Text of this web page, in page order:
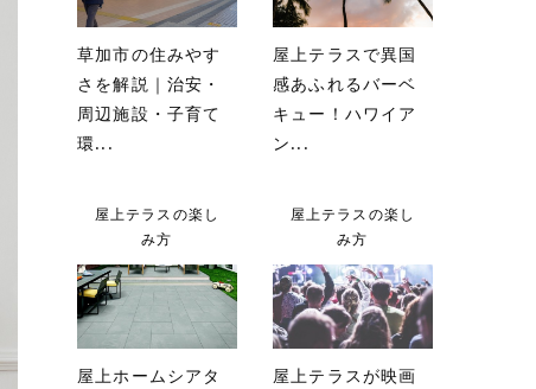
草加市の住みやす
さを解説｜治安・
周辺施設・子育て
環...
屋上テラスで異国
感あふれるバーベ
キュー！ハワイア
ン...
屋上テラスの楽し
み方
屋上ホームシアタ
屋上テラスの楽し
み方
屋上テラスが映画